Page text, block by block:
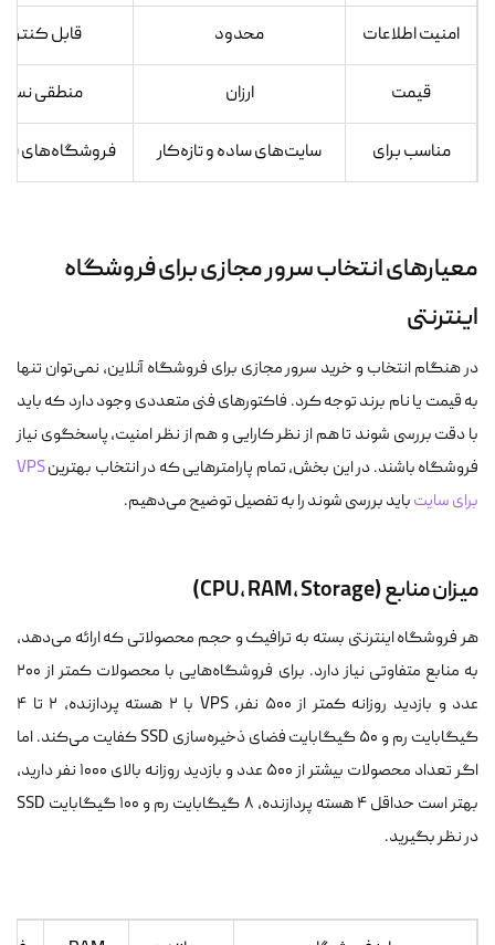
امنیت اطلاعات محدود قابل کنترل
قیمت ارزان منطقی
مناسب برای سایت‌های ساده و تازه‌کار فروشگاه‌های
معیارهای انتخاب سرور مجازی برای فروشگاه
اینترنتی
در هنگام انتخاب و خرید سرور مجازی برای فروشگاه آنلاین، نمی‌توان تنها
به قیمت یا نام برند توجه کرد. فاکتورهای فنی متعددی وجود دارد که باید
با دقت بررسی شوند تا هم از نظر کارایی و هم از نظر امنیت، پاسخگوی نیاز
فروشگاه باشند. در این بخش، تمام پارامترهایی که در انتخاب بهترینVPS
برای سایتباید بررسی شوند را به تفصیل توضیح می‌دهیم.
میزان منابع (CPU، RAM، Storage)
هر فروشگاه اینترنتی بسته به ترافیک و حجم محصولاتی که ارائه می‌دهد،
به منابع متفاوتی نیاز دارد. برای فروشگاه‌هایی با محصولات کمتر از ۲۰۰
عدد و بازدید روزانه کمتر از ۵۰۰ نفر، VPS با ۲ هسته پردازنده، ۲ تا ۴
گیگابایت رم و ۵۰ گیگابایت فضای ذخیره‌سازی SSD کفایت می‌کند. اما
اگر تعداد محصولات بیشتر از ۵۰۰ عدد و بازدید روزانه بالای ۱۰۰۰ نفر دارید،
بهتر است حداقل ۴ هسته پردازنده، ۸ گیگابایت رم و ۱۰۰ گیگابایت SSD
در نظر بگیرید.